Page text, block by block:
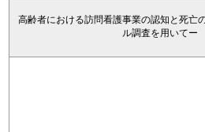
高齢者における訪問看護事業の認知と死亡
ル調査を用いてー